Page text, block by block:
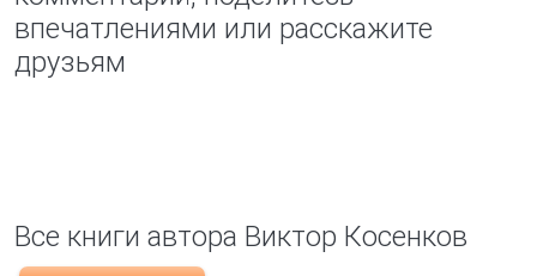
впечатлениями или расскажите
друзьям
Все книги автора Виктор Косенков